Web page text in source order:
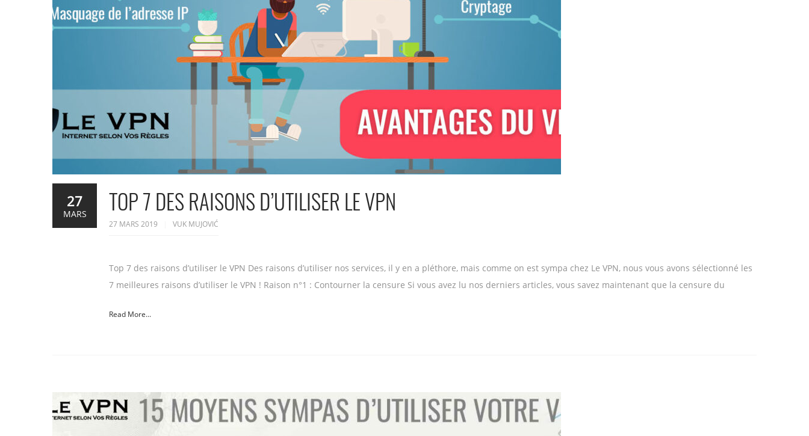
TOP 7 DES RAISONS D’UTILISER LE VPN
27 MARS 2019 VUK MUJOVIĆ
Top 7 des raisons d’utiliser le VPN Des raisons d’utiliser nos services, il y en a pléthore, mais comme on est sympa chez Le VPN, nous vous avons sélectionné les
7 meilleures raisons d’utiliser le VPN ! Raison n°1 : Contourner la censure Si vous avez lu nos derniers articles, vous savez maintenant que la censure du
Read More...
27
MARS